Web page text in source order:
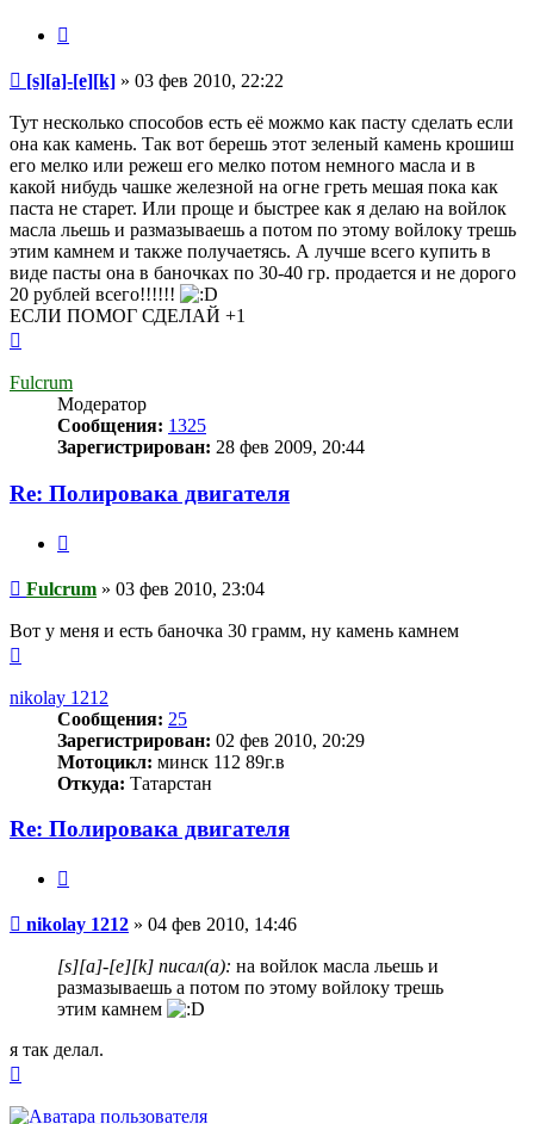
[k]
Сообщение
[s][a]-[e][k] » 03 фев 2010, 22:22
Тут несколько способов есть её можмо как пасту сделать если
она как камень. Так вот берешь этот зеленый камень крошиш
его мелко или режеш его мелко потом немного масла и в
какой нибудь чашке железной на огне греть мешая пока как
паста не старет. Или проще и быстрее как я делаю на войлок
масла льешь и размазываешь а потом по этому войлоку трешь
этим камнем и также получаетясь. А лучше всего купить в
виде пасты она в баночках по 30-40 гр. продается и не дорого
20 рублей всего!!!!!!
ЕСЛИ ПОМОГ СДЕЛАЙ +1
началу
Fulcrum
Модератор
Сообщения: 1325
Зарегистрирован: 28 фев 2009, 20:44
Re: Полировака двигателя
Сообщение
Fulcrum » 03 фев 2010, 23:04
Вот у меня и есть баночка 30 грамм, ну камень камнем
началу
nikolay 1212
Сообщения: 25
Зарегистрирован: 02 фев 2010, 20:29
Мотоцикл: минск 112 89г.в
Откуда: Татарстан
Re: Полировака двигателя
Сообщение
nikolay 1212 » 04 фев 2010, 14:46
[s][a]-[e][k] писал(а): на войлок масла льешь и
размазываешь а потом по этому войлоку трешь
этим камнем
я так делал.
началу